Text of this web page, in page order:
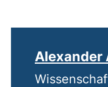
Alexander